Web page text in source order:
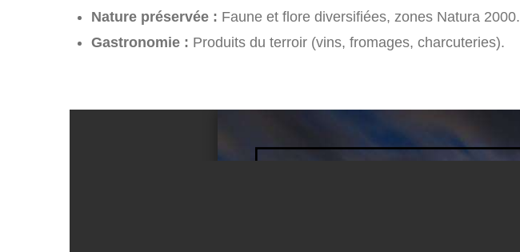
Nature préservée : Faune et flore diversifiées, zones Natura 2000.
Gastronomie : Produits du terroir (vins, fromages, charcuteries).